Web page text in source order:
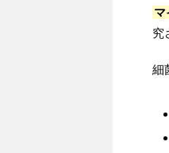
マ
究
細